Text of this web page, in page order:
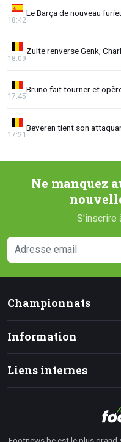
Le Barça de nouveau
18:42
Zulte renverse Genk,
18:09
Bruno fait tourner et
17:45
Beveren tient son
17:21
Ne manquez
S'inscrire
Championnats
Information
Liens internes